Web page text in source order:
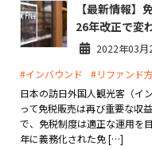
【最新情報】
26年改正で変
2022年03月
#インバウンド
#リファンド
日本の訪日外国人観光客（イ
って免税販売は再び重要な収
で、免税制度は適正な運用を
年に義務化された免 […]